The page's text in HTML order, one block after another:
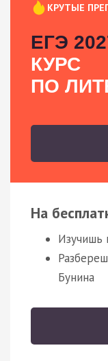
КРУТЫЕ
ЕГЭ
КУРС
ПО
На
Изучишь
Бунина